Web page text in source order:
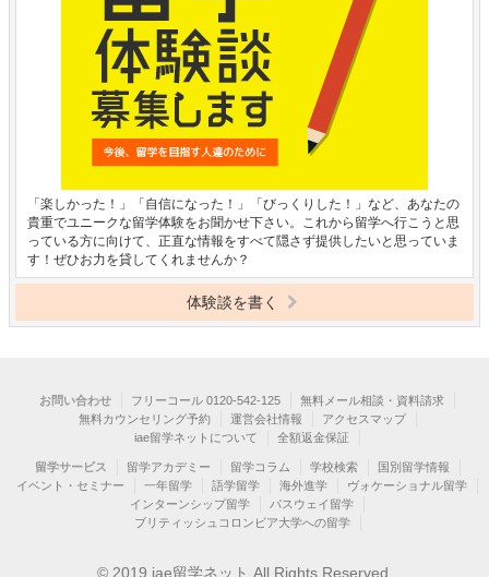
「楽しかった！」「自信になった！」「びっくりした！」など、あなたの
貴重でユニークな留学体験をお聞かせ下さい。これから留学へ行こうと思
っている方に向けて、正直な情報をすべて隠さず提供したいと思っていま
す！ぜひお力を貸してくれませんか？
体験談を書く
お問い合わせ フリーコール 0120-542-125
無料メール相談・資料請求
無料カウンセリング予約
運営会社情報
アクセスマップ
iae留学ネットについて
全額返金保証
留学サービス 留学アカデミー 留学コラム 学校検索
国別留学情報
イベント・セミナー
一年留学 語学留学 海外進学
ヴォケーショナル留学
インターンシップ留学
パスウェイ留学
ブリティッシュコロンビア大学への留学
© 2019 iae留学ネット All Rights Reserved.